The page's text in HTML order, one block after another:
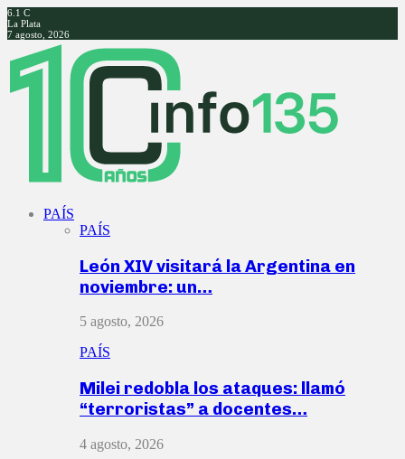
6.1 C
La Plata
7 agosto, 2026
Facebook
Twitter
Instagram
Youtube
PAÍS
PAÍS
León XIV visitará la Argentina en
noviembre: un…
5 agosto, 2026
PAÍS
Milei redobla los ataques: llamó
“terroristas” a docentes…
4 agosto, 2026